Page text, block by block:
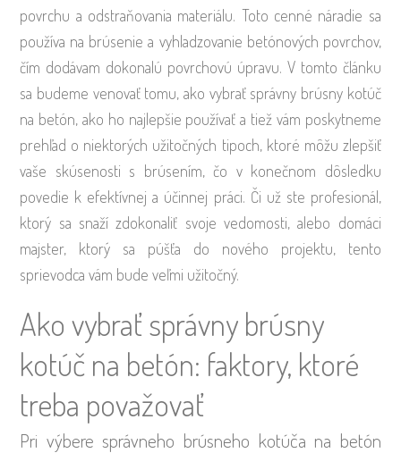
povrchu a odstraňovania materiálu. Toto cenné náradie sa
používa na brúsenie a vyhladzovanie betónových povrchov,
čím dodávam dokonalú povrchovú úpravu. V tomto článku
sa budeme venovať tomu, ako vybrať správny brúsny kotúč
na betón, ako ho najlepšie používať a tiež vám poskytneme
prehľad o niektorých užitočných tipoch, ktoré môžu zlepšiť
vaše skúsenosti s brúsením, čo v konečnom dôsledku
povedie k efektívnej a účinnej práci. Či už ste profesionál,
ktorý sa snaží zdokonaliť svoje vedomosti, alebo domáci
majster, ktorý sa púšťa do nového projektu, tento
sprievodca vám bude veľmi užitočný.
Ako vybrať správny brúsny
kotúč na betón: faktory, ktoré
treba považovať
Pri výbere správneho brúsneho kotúča na betón